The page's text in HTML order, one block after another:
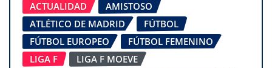
ACTUALIDAD
AMISTOSO
ATLÉTICO DE MADRID
FÚTBOL
FÚTBOL EUROPEO
FÚTBOL FEMENINO
LIGA F
LIGA F MOEVE